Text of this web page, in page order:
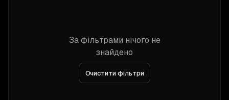
За фільтрами нічого не
знайдено
Очистити фільтри